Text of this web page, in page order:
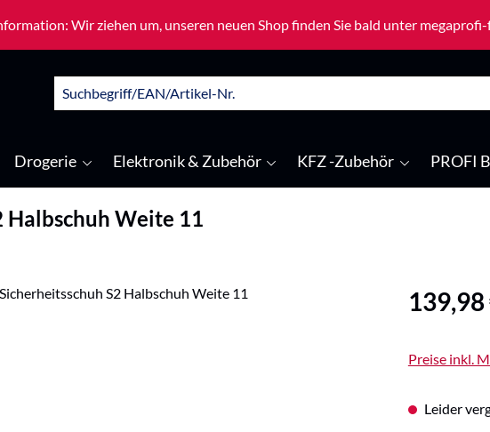
Wir ziehen um, unseren neuen Shop finden Sie bald unter
Drogerie Elektronik & Zubehör KFZ -Zubehör PROFI
Halbschuh Weite 11
Regulärer
139,98
Preise inkl.
Leider